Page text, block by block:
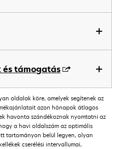
támogatás
oldalak köre, amelyek segítenek az
azon hónapok átlagos
havonta szándékoznak nyomtatni az
a havi oldalszám az optimális
tartományon belül legyen, olyan
cserélési intervallumai,